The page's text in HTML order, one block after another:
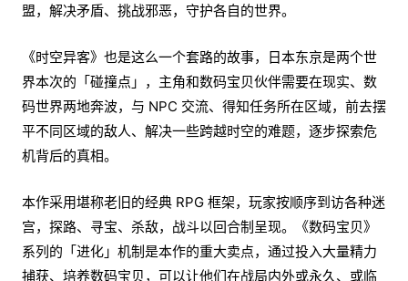
盟，解决矛盾、挑战邪恶，守护各自的世界。
《时空异客》也是这么一个套路的故事，日本东京是两个世
界本次的「碰撞点」，主角和数码宝贝伙伴需要在现实、数
码世界两地奔波，与 NPC 交流、得知任务所在区域，前去摆
平不同区域的敌人、解决一些跨越时空的难题，逐步探索危
机背后的真相。
本作采用堪称老旧的经典 RPG 框架，玩家按顺序到访各种迷
宫，探路、寻宝、杀敌，战斗以回合制呈现。《数码宝贝》
系列的「进化」机制是本作的重大卖点，通过投入大量精力
捕获、培养数码宝贝，可以让他们在战局内外或永久、或临